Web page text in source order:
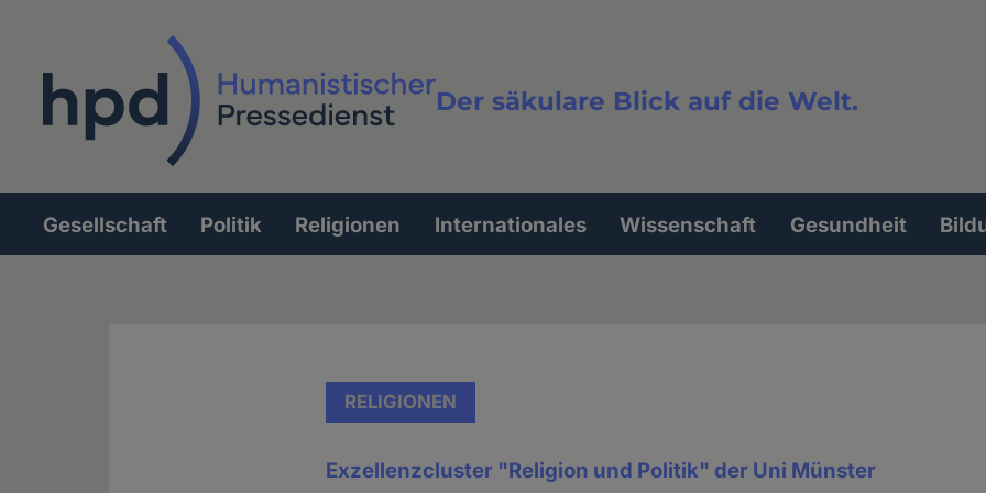
Der säkulare Blick auf die Welt.
Volltextsuche
Hauptnavigation
Gesellschaft Politik Religionen Internationales Wissenschaft Gesundheit
RELIGIONEN
Exzellenzcluster "Religion und Politik" der Uni Münster